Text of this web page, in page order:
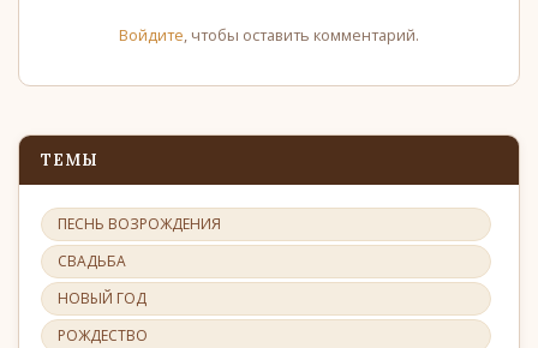
Войдите, чтобы оставить комментарий.
ТЕМЫ
ПЕСНЬ ВОЗРОЖДЕНИЯ
СВАДЬБА
НОВЫЙ ГОД
РОЖДЕСТВО